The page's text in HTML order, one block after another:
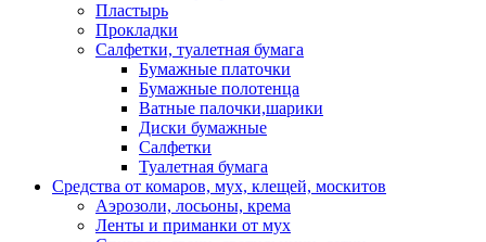
Пластырь
Прокладки
Салфетки, туалетная бумага
Бумажные платочки
Бумажные полотенца
Ватные палочки,шарики
Диски бумажные
Салфетки
Туалетная бумага
Средства от комаров, мух, клещей, москитов
Аэрозоли, лосьоны, крема
Ленты и приманки от мух